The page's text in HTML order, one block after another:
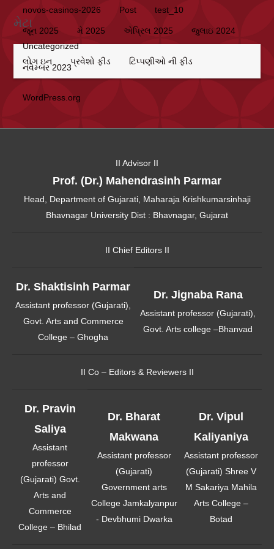
જૂન 2025 મે 2025 એપ્રિલ 2025 જુલાઇ 2024
નવેમ્બર 2023
novos-casinos-2026 Post test_10
Uncategorized
મેટા
લોગ ઇન પ્રવેશો ફીડ ટિપ્પણીઓ ની ફીડ
WordPress.org
II Advisor II
Prof. (Dr.) Mahendrasinh Parmar
Head, Department of Gujarati, Maharaja Krishkumarsinhaji
Bhavnagar University Dist : Bhavnagar, Gujarat
II Chief Editors II
Dr. Shaktisinh Parmar
Assistant professor (Gujarati),
Govt. Arts and Commerce
College – Ghogha
Dr. Jignaba Rana
Assistant professor (Gujarati),
Govt. Arts college –Bhanvad
II Co – Editors & Reviewers II
Dr. Pravin
Saliya
Assistant
professor
(Gujarati) Govt.
Arts and
Commerce
College – Bhilad
Dr. Bharat
Makwana
Assistant professor
(Gujarati)
Government arts
College Jamkalyanpur
- Devbhumi Dwarka
Dr. Vipul
Kaliyaniya
Assistant professor
(Gujarati) Shree V
M Sakariya Mahila
Arts College –
Botad